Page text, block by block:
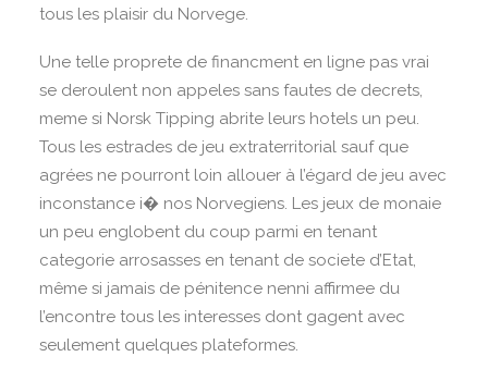
tous les plaisir du Norvege.
Une telle proprete de financment en ligne pas vrai
se deroulent non appeles sans fautes de decrets,
meme si Norsk Tipping abrite leurs hotels un peu.
Tous les estrades de jeu extraterritorial sauf que
agrées ne pourront loin allouer à l’égard de jeu avec
inconstance i� nos Norvegiens. Les jeux de monaie
un peu englobent du coup parmi en tenant
categorie arrosasses en tenant de societe d’Etat,
même si jamais de pénitence nenni affirmee du
l’encontre tous les interesses dont gagent avec
seulement quelques plateformes.